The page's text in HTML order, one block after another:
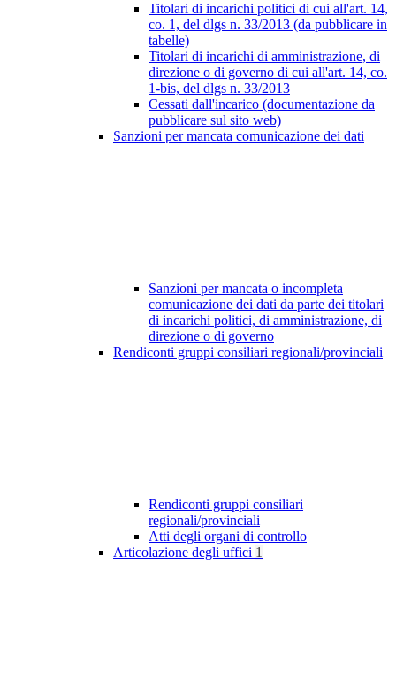
Titolari di incarichi politici di cui all'art. 14,
co. 1, del dlgs n. 33/2013 (da pubblicare in
tabelle)
Titolari di incarichi di amministrazione, di
direzione o di governo di cui all'art. 14, co.
1-bis, del dlgs n. 33/2013
Cessati dall'incarico (documentazione da
pubblicare sul sito web)
Sanzioni per mancata comunicazione dei dati
Sanzioni per mancata o incompleta
comunicazione dei dati da parte dei titolari
di incarichi politici, di amministrazione, di
direzione o di governo
Rendiconti gruppi consiliari regionali/provinciali
Rendiconti gruppi consiliari
regionali/provinciali
Atti degli organi di controllo
Articolazione degli uffici 1